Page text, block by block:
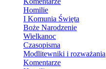
Homilie
I Komunia Święta
Boże Narodzenie
Wielkanoc
Czasopisma
Modlitewniki i rozważania
Komentarze